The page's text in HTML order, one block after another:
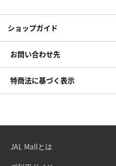
ショップガイド
お問い合わせ先
特商法に基づく表示
JAL Mallとは